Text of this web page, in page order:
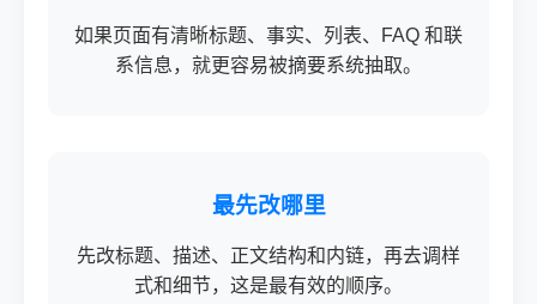
如果页面有清晰标题、事实、列表、FAQ 和联
系信息，就更容易被摘要系统抽取。
最先改哪里
先改标题、描述、正文结构和内链，再去调样
式和细节，这是最有效的顺序。